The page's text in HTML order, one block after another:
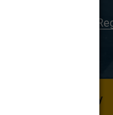
Obchodné podmienky